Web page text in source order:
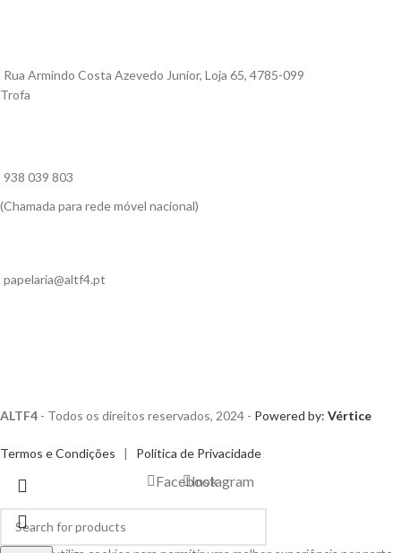
Rua Armindo Costa Azevedo Junior, Loja 65, 4785-099
Trofa
938 039 803
(Chamada para rede móvel nacional)
papelaria@altf4.pt
ALTF4 - Todos os direitos reservados, 2024 - Powered by: Vértice
Termos e Condições | Política de Privacidade
FacebookInstagram